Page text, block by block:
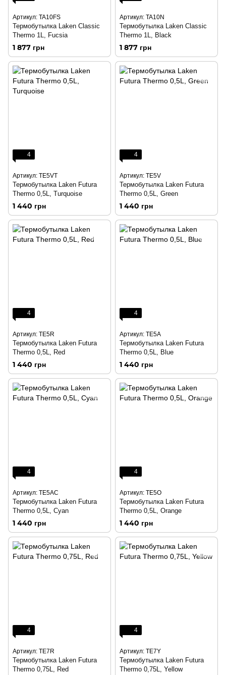
Артикул: TA10FS
Термобутылка Laken Classic
Thermo 1L, Fucsia
1 877 грн
Артикул: TA10N
Термобутылка Laken Classic
Thermo 1L, Black
1 877 грн
4
Артикул: TE5VT
Термобутылка Laken Futura
Thermo 0,5L, Turquoise
1 440 грн
4
Артикул: TE5V
Термобутылка Laken Futura
Thermo 0,5L, Green
1 440 грн
4
Артикул: TE5R
Термобутылка Laken Futura
Thermo 0,5L, Red
1 440 грн
4
Артикул: TE5A
Термобутылка Laken Futura
Thermo 0,5L, Blue
1 440 грн
4
Артикул: TE5AC
Термобутылка Laken Futura
Thermo 0,5L, Cyan
1 440 грн
4
Артикул: TE5O
Термобутылка Laken Futura
Thermo 0,5L, Orange
1 440 грн
4
Артикул: TE7R
Термобутылка Laken Futura
Thermo 0,75L, Red
4
Артикул: TE7Y
Термобутылка Laken Futura
Thermo 0,75L, Yellow